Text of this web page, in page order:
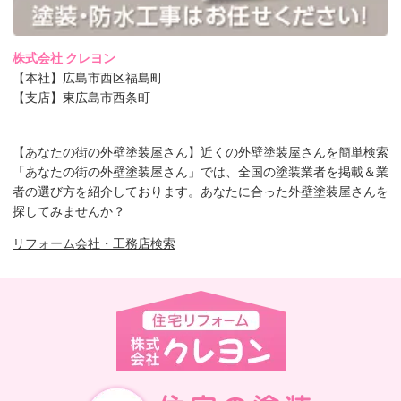
株式会社 クレヨン
【本社】広島市西区福島町
【支店】東広島市西条町
【あなたの街の外壁塗装屋さん】近くの外壁塗装屋さんを簡単検索
「あなたの街の外壁塗装屋さん」では、全国の塗装業者を掲載＆業
者の選び方を紹介しております。あなたに合った外壁塗装屋さんを
探してみませんか？
リフォーム会社・工務店検索